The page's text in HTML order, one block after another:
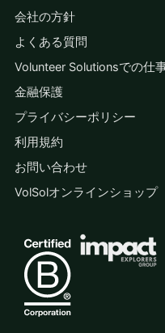
会社の方針
よくある質問
Volunteer Solutionsでの仕
金融保護
プライバシーポリシー
利用規約
お問い合わせ
VolSolオンラインショップ